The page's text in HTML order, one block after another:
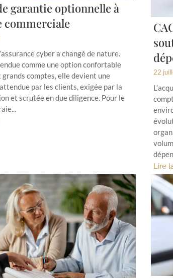
garantie optionnelle à
commerciale
cyber a changé de nature.
comme une option confortable
grands comptes, elle devient une
par les clients, exigée par la
et scrutée en due diligence. Pour le
22
Lire